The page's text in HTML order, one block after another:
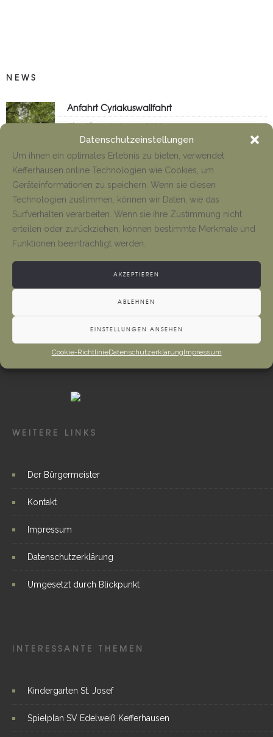
Datenschutzeinstellungen
Um ihnen ein optimales Erlebnis zu bieten, verwendet
Kefferhausen.online Technologien wie Cookies, um
Geräteinformationen zu speichern. Wenn sie diesen
Technologien zustimmen, können wir Daten, wie das
Surfverhalten verarbeiten. Wenn sie ihre Zustimmung nicht
erteilen oder zurückziehen, können bestimmte Merkmale und
Funktionen beeinträchtigt werden.
AKZEPTIEREN
ABLEHNEN
EINSTELLUNGEN ANSEHEN
Cookie-RichtlinieDatenschutzerklärungImpressum
NEWS
Anfahrt Cyriakuswallfahrt
Tino Jäger 1. August 2026
Neueröffnung Gaststätte
Gottesdienste und Vermeldungen
Tino Jäger 1. August 2026
WEITERE LINKS
Der Bürgermeister
Kontakt
Impressum
Datenschutzerklärung
Umgesetzt durch Blickpunkt
INTERESSANTE THEMEN
Kindergarten St. Josef
Spielplan SV Edelweiß Kefferhausen